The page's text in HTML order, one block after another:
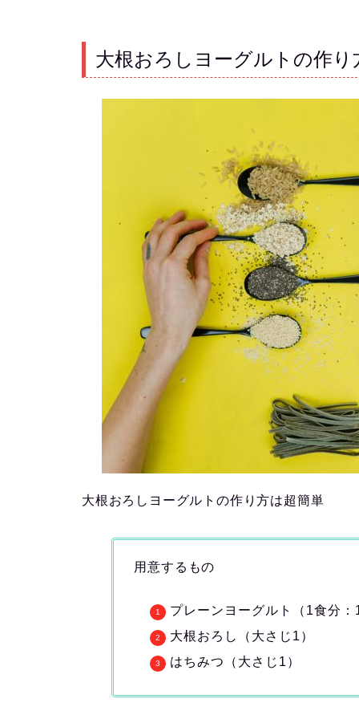
大根おろしヨーグルトの作り
大根おろしヨーグルトの作り方は超簡単
用意するもの
プレーンヨーグルト（1食分
大根おろし（大さじ1）
はちみつ（大さじ1）